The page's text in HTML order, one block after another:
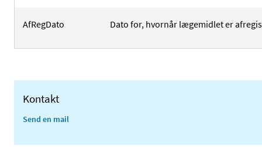
AfRegDato Dato for, hvornår lægemidlet er
Kontakt
Send en mail